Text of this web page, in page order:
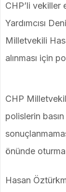
CHP’li
Yardımcısı
Milletvekili
alınması için
CHP
polislerin
önünde
Hasan